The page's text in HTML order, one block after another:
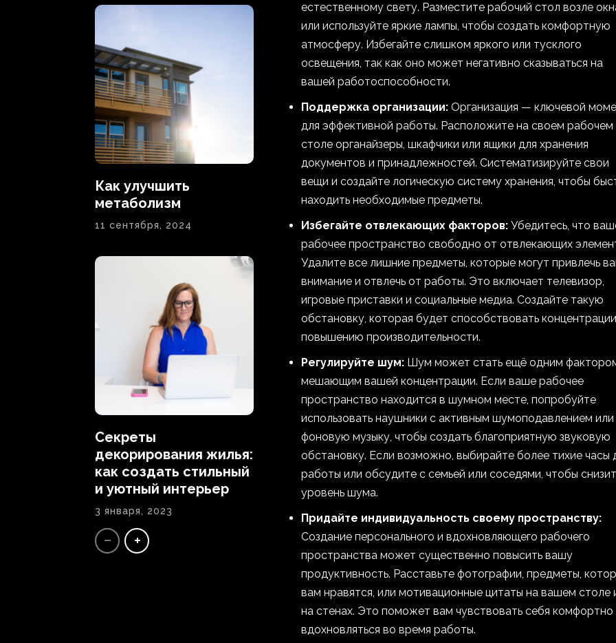
Как улучшить
метаболизм
11 сентября, 2024
Секреты
декорирования жилья:
как создать стильный
и уютный интерьер
3 января, 2023
естественному свету. Разместите рабочий стол возле
или используйте яркие лампы, чтобы создать комфортную
атмосферу. Избегайте слишком яркого или тусклого
освещения, так как оно может негативно сказываться на
вашей работоспособности.
Поддержка организации: Организация — ключевой
для эффективной работы. Расположите на своем рабочем
столе органайзеры, шкафчики или ящики для хранения
документов и принадлежностей. Систематизируйте свои
вещи и создайте логическую систему хранения, чтобы
находить необходимые предметы.
Избегайте отвлекающих факторов: Убедитесь, что
рабочее пространство свободно от отвлекающих
Удалите все лишние предметы, которые могут привлечь
внимание и отвлечь от работы. Это включает телевизор,
игровые приставки и социальные медиа. Создайте такую
обстановку, которая будет способствовать
повышению производительности.
Регулируйте шум: Шум может стать ещё одним
мешающим вашей концентрации. Если ваше рабочее
пространство находится в шумном месте, попробуйте
использовать наушники с активным шумоподавлением или
фоновую музыку, чтобы создать благоприятную звуковую
обстановку. Если возможно, выбирайте более тихие часы
работы или обсудите с семьей или соседями, чтобы
уровень шума.
Придайте индивидуальность своему пространству:
Создание персонального и вдохновляющего рабочего
пространства может существенно повысить вашу
продуктивность. Расставьте фотографии, предметы,
вам нравятся, или мотивационные цитаты на вашем столе
на стенах. Это поможет вам чувствовать себя комфортно
вдохновляться во время работы.